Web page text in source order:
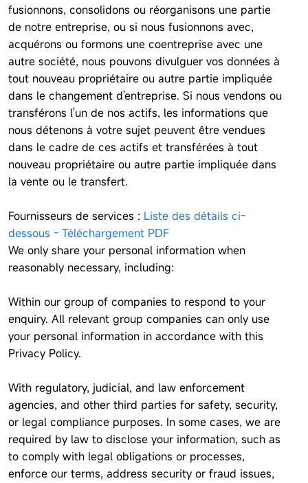
fusionnons, consolidons ou réorganisons une partie
de notre entreprise, ou si nous fusionnons avec,
acquérons ou formons une coentreprise avec une
autre société, nous pouvons divulguer vos données à
tout nouveau propriétaire ou autre partie impliquée
dans le changement d'entreprise. Si nous vendons ou
transférons l'un de nos actifs, les informations que
nous détenons à votre sujet peuvent être vendues
dans le cadre de ces actifs et transférées à tout
nouveau propriétaire ou autre partie impliquée dans
la vente ou le transfert.
Fournisseurs de services : Liste des détails ci-
dessous - Téléchargement PDF
We only share your personal information when
reasonably necessary, including:
Within our group of companies to respond to your
enquiry. All relevant group companies can only use
your personal information in accordance with this
Privacy Policy.
With regulatory, judicial, and law enforcement
agencies, and other third parties for safety, security,
or legal compliance purposes. In some cases, we are
required by law to disclose your information, such as
to comply with legal obligations or processes,
enforce our terms, address security or fraud issues,